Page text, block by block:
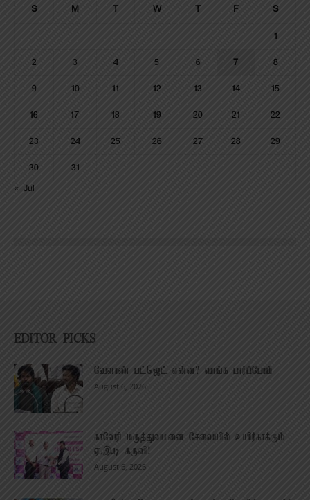
S M T W T F S
1
2 3 4 5 6 7 8
9 10 11 12 13 14 15
16 17 18 19 20 21 22
23 24 25 26 27 28 29
30
31
« Jul
EDITOR PICKS
வேளாண் பட்ஜெட் என்ன? வாங்க பார்ப்போம்
August 6, 2026
காவேரி மருத்துவமனை சேவையில் உயிர்காக்கும்
ஏ.இ.டி கருவி!
August 6, 2026